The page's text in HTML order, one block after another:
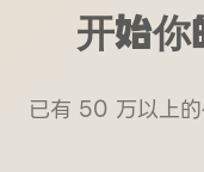
开始
已有 50 万以上